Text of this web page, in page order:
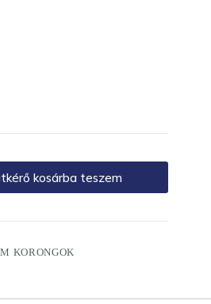
kosárba teszem
KORONGOK